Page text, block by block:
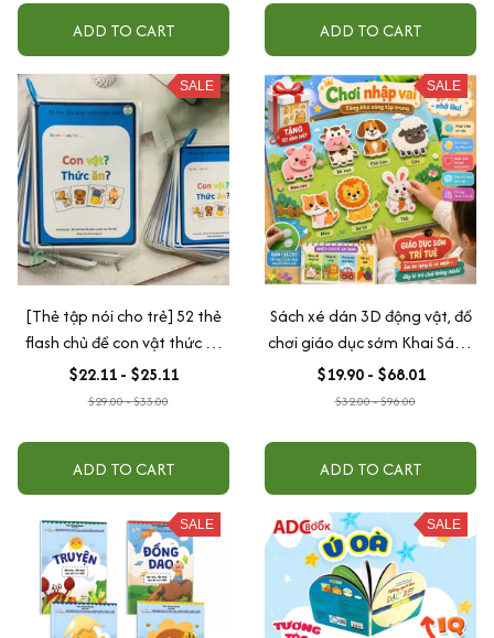
ADD TO CART ADD TO CART
SALE
[Thẻ tập nói cho trẻ] 52 thẻ
flash chủ đề con vật thức ăn
giúp trẻ phát triển ngôn ngữ
tư duy cho trẻ
$22.11 - $25.11
$29.00 - $33.00
ADD TO CART
SALE
Sách xé dán 3D động vật, đồ
chơi giáo dục sớm Khai Sáng
cho trẻ nhiều chủ đề
$19.90 - $68.01
$32.00 - $96.00
ADD TO CART
SALE SALE